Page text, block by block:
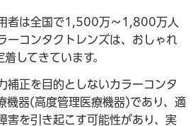
者は全国で1,500万～1,800万人
ーコンタクトレンズは、おしゃれ
してきています。
補正を目的としないカラーコンタ
機器(高度管理医療機器)であり、適
害を引き起こす可能性があり、実